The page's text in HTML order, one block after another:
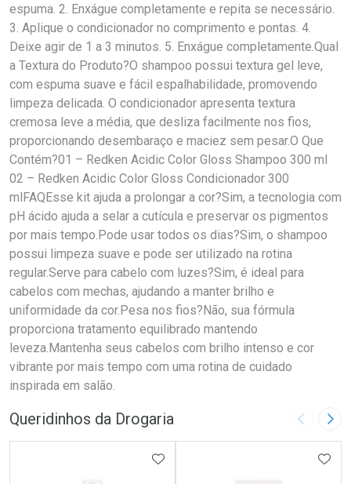
espuma. 2. Enxágue completamente e repita se necessário.
3. Aplique o condicionador no comprimento e pontas. 4.
Deixe agir de 1 a 3 minutos. 5. Enxágue completamente.Qual
a Textura do Produto?O shampoo possui textura gel leve,
com espuma suave e fácil espalhabilidade, promovendo
limpeza delicada. O condicionador apresenta textura
cremosa leve a média, que desliza facilmente nos fios,
proporcionando desembaraço e maciez sem pesar.O Que
Contém?01 – Redken Acidic Color Gloss Shampoo 300 ml
02 – Redken Acidic Color Gloss Condicionador 300
mlFAQEsse kit ajuda a prolongar a cor?Sim, a tecnologia com
pH ácido ajuda a selar a cutícula e preservar os pigmentos
por mais tempo.Pode usar todos os dias?Sim, o shampoo
possui limpeza suave e pode ser utilizado na rotina
regular.Serve para cabelo com luzes?Sim, é ideal para
cabelos com mechas, ajudando a manter brilho e
uniformidade da cor.Pesa nos fios?Não, sua fórmula
proporciona tratamento equilibrado mantendo
leveza.Mantenha seus cabelos com brilho intenso e cor
vibrante por mais tempo com uma rotina de cuidado
inspirada em salão.
Queridinhos da Drogaria Imagem
ADICIONAR AOS FAVORITOS